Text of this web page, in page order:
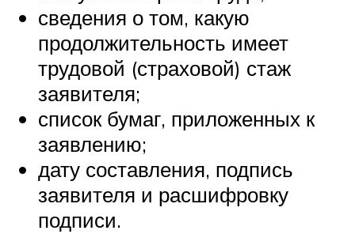
сведения о том, какую
продолжительность имеет
трудовой (страховой) стаж
заявителя;
список бумаг, приложенных к
заявлению;
дату составления, подпись
заявителя и расшифровку
подписи.